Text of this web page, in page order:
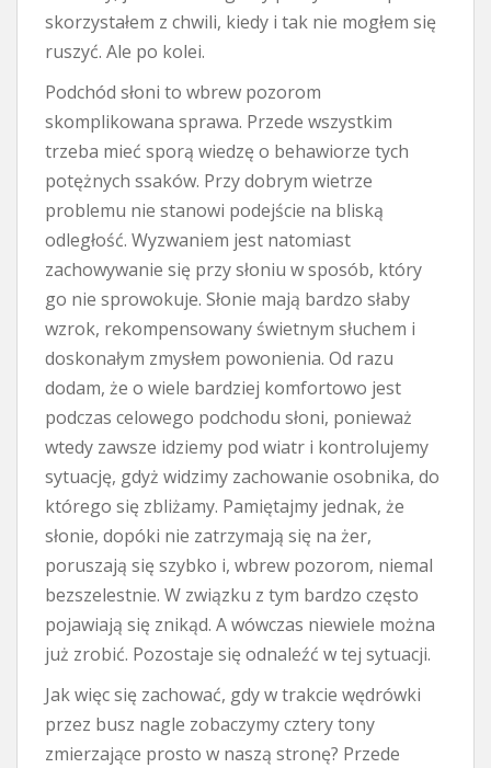
skorzystałem z chwili, kiedy i tak nie mogłem się
ruszyć. Ale po kolei.
Podchód słoni to wbrew pozorom
skomplikowana sprawa. Przede wszystkim
trzeba mieć sporą wiedzę o behawiorze tych
potężnych ssaków. Przy dobrym wietrze
problemu nie stanowi podejście na bliską
odległość. Wyzwaniem jest natomiast
zachowywanie się przy słoniu w sposób, który
go nie sprowokuje. Słonie mają bardzo słaby
wzrok, rekompensowany świetnym słuchem i
doskonałym zmysłem powonienia. Od razu
dodam, że o wiele bardziej komfortowo jest
podczas celowego podchodu słoni, ponieważ
wtedy zawsze idziemy pod wiatr i kontrolujemy
sytuację, gdyż widzimy zachowanie osobnika, do
którego się zbliżamy. Pamiętajmy jednak, że
słonie, dopóki nie zatrzymają się na żer,
poruszają się szybko i, wbrew pozorom, niemal
bezszelestnie. W związku z tym bardzo często
pojawiają się znikąd. A wówczas niewiele można
już zrobić. Pozostaje się odnaleźć w tej sytuacji.
Jak więc się zachować, gdy w trakcie wędrówki
przez busz nagle zobaczymy cztery tony
zmierzające prosto w naszą stronę? Przede